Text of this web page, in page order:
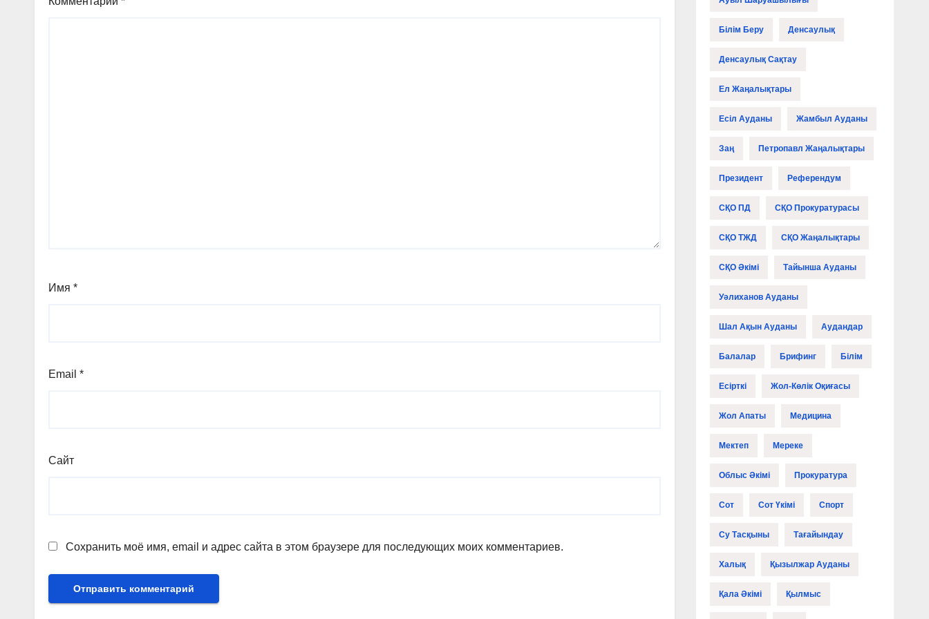
Имя *
Email *
Сайт
Сохранить моё имя, email и адрес сайта в этом браузере для последующих моих комментариев.
Білім Беру Денсаулық
Денсаулық Сақтау
Ел Жаңалықтары
Есіл Ауданы Жамбыл Ауданы
Заң Петропавл Жаңалықтары
Президент Референдум
СҚО ПД СҚО Прокуратурасы
СҚО ТЖД СҚО Жаңалықтары
СҚО Әкімі Тайынша Ауданы
Уәлиханов Ауданы
Шал Ақын Ауданы Аудандар
Балалар Брифинг Білім
Есірткі Жол-Көлік Оқиғасы
Жол Апаты Медицина
Мектеп Мереке
Облыс Әкімі Прокуратура
Сот Сот Үкімі Спорт
Су Тасқыны Тағайындау
Халық Қызылжар Ауданы
Қала Әкімі Қылмыс